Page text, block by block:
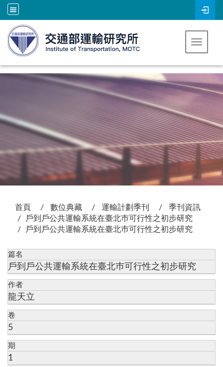
跳到主要內容
Toggle
首頁 數位典藏 運輸計劃季刊
季刊資訊
戶到戶公共運輸系統在臺北巿可行性之初步研究
戶到戶公共運輸系統在臺北巿可行性之初步研究
篇名
戶到戶公共運輸系統在臺北巿可行性之初步研究
作者
龍天立
卷
5
期
1